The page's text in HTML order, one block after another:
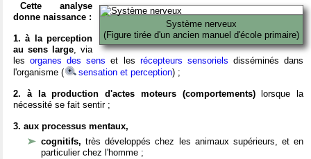
Système nerveux
(Figure tirée d'un ancien manuel d'école primaire)
Cette analyse
donne naissance :
1. à la perception
au sens large, via
lesorganes des sens et les récepteurs sensoriels disséminés dans
l'organisme (
sensation et perception) ;
2. à la production d'actes moteurs (comportements)lorsque la
nécessité se fait sentir ;
3. aux processus mentaux,
cognitifs,très développés chez les animaux supérieurs, et en
particulier chez l'homme ;